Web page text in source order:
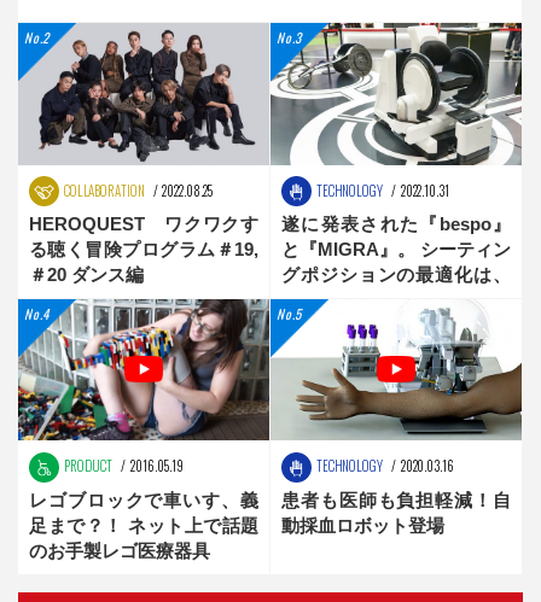
COLLABORATION 2022.08.25
HEROQUEST ワクワクす
る聴く冒険プログラム＃19,
＃20 ダンス編
TECHNOLOGY 2022.10.31
遂に発表された『bespo』
と『MIGRA』。 シーティン
グポジションの最適化は、
新時代へ
PRODUCT 2016.05.19
レゴブロックで車いす、義
足まで？！ ネット上で話題
のお手製レゴ医療器具
TECHNOLOGY 2020.03.16
患者も医師も負担軽減！自
動採血ロボット登場